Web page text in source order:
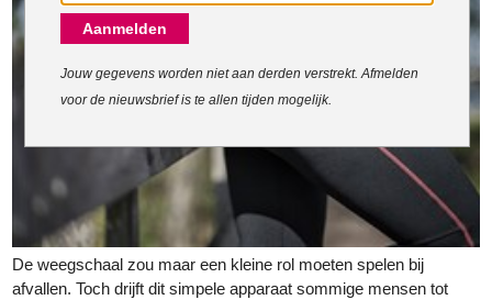
De weegschaal zou maar een kleine rol moeten spelen bij
afvallen. Toch drijft dit simpele apparaat sommige mensen tot
Contact- en adresgegevens
Levertijd, retourneren, ruilen
Aanmelden
Jouw gegevens worden niet aan derden verstrekt. Afmelden
voor de nieuwsbrief is te allen tijden mogelijk.